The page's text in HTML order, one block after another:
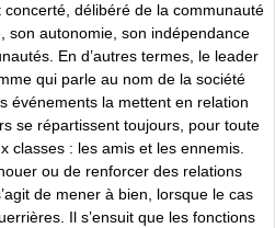
concerté, délibéré de la communauté
son autonomie, son indépendance
En d’autres termes, le leader
qui parle au nom de la société
événements la mettent en relation
se répartissent toujours, pour toute
classes : les amis et les ennemis.
ou de renforcer des relations
de mener à bien, lorsque le cas
Il s’ensuit que les fonctions